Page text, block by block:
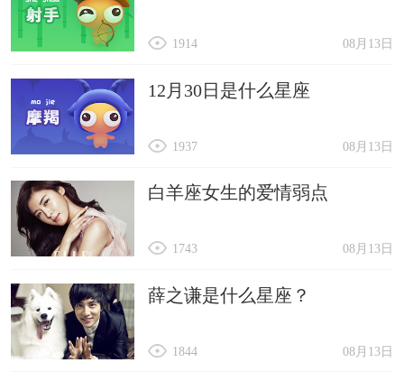
08月13日
1914
12月30日是什么星座
08月13日
1937
白羊座女生的爱情弱点
08月13日
1743
薛之谦是什么星座？
08月13日
1844